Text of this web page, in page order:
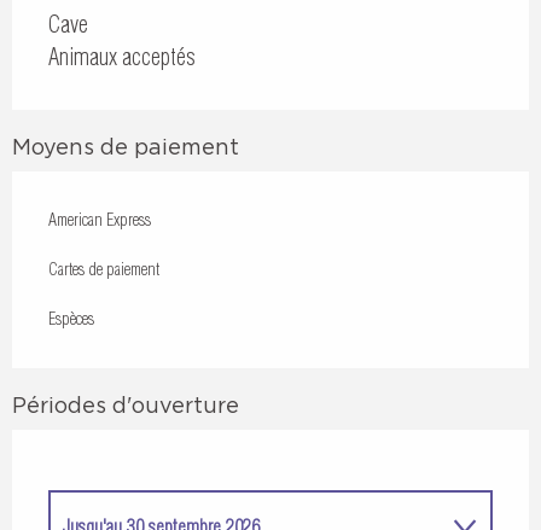
Cave
Animaux acceptés
Moyens de paiement
American Express
Cartes de paiement
Espèces
Périodes d'ouverture